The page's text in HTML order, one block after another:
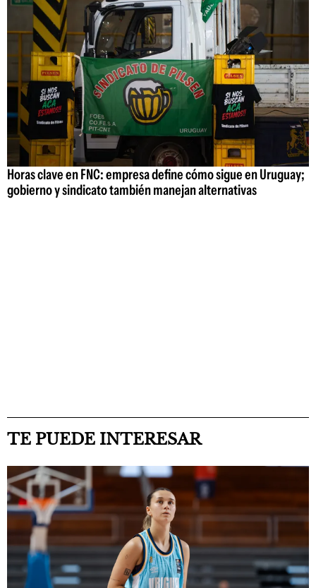
Horas clave en FNC: empresa define cómo sigue en Uruguay;
gobierno y sindicato también manejan alternativas
TE PUEDE INTERESAR